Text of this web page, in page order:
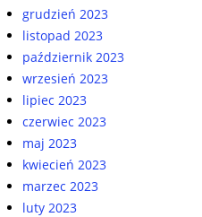
grudzień 2023
listopad 2023
październik 2023
wrzesień 2023
lipiec 2023
czerwiec 2023
maj 2023
kwiecień 2023
marzec 2023
luty 2023